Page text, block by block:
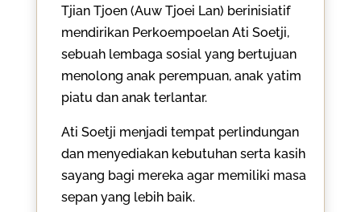
Tjian Tjoen (Auw Tjoei Lan) berinisiatif
mendirikan Perkoempoelan Ati Soetji,
sebuah lembaga sosial yang bertujuan
menolong anak perempuan, anak yatim
piatu dan anak terlantar.
Ati Soetji menjadi tempat perlindungan
dan menyediakan kebutuhan serta kasih
sayang bagi mereka agar memiliki masa
sepan yang lebih baik.